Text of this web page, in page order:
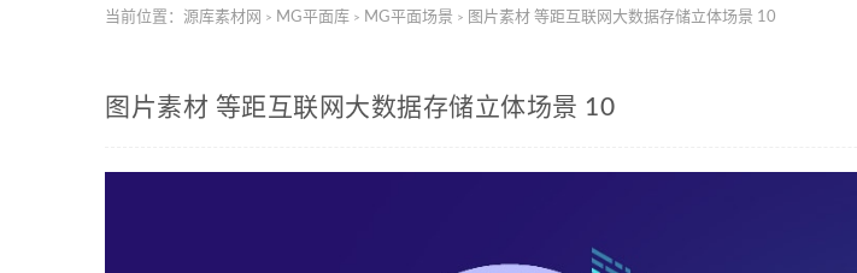
当前位置： 源库素材网 > MG平面库 > MG平面场景 > 图片素材 等距互联网大数据存储立体场景 10
图片素材 等距互联网大数据存储立体场景 10